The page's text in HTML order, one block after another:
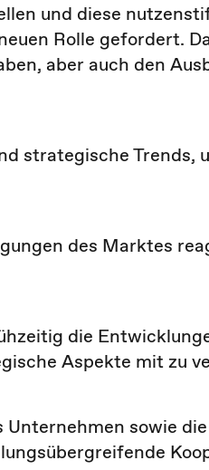
und diese
Rolle gefordert.
aber auch den
strategische Trends,
des Marktes
die
Aspekte mit zu
sowie